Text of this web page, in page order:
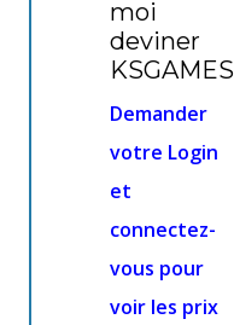
moi
deviner
KSGAMES
Demander
votre Login
et
connectez-
vous pour
voir les prix